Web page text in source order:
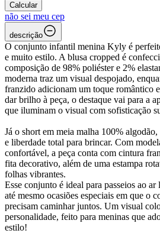
Calcular
não sei meu cep
descrição
O conjunto infantil menina Kyly é
e muito estilo. A blusa cropped é
composição de 98% poliéster e 2%
moderna traz um visual despojado,
franzido adicionam um toque romântico
dar brilho à peça, o destaque vai para a
que iluminam o visual com sofisticação
Já o short em meia malha 100%
e liberdade total para brincar. Com
confortável, a peça conta com cintura
fita decorativo, além de uma estampa
folhas vibrantes.
Esse conjunto é ideal para passeios ao
até mesmo ocasiões especiais em que o
precisam caminhar juntos. Um visual
personalidade, feito para meninas que
estilo!